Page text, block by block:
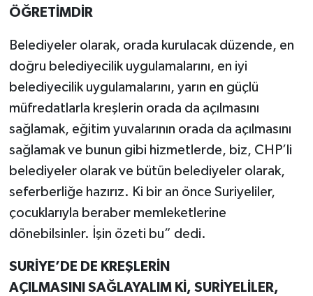
ÖĞRETİMDİR
Belediyeler olarak, orada kurulacak düzende, en
doğru belediyecilik uygulamalarını, en iyi
belediyecilik uygulamalarını, yarın en güçlü
müfredatlarla kreşlerin orada da açılmasını
sağlamak, eğitim yuvalarının orada da açılmasını
sağlamak ve bunun gibi hizmetlerde, biz, CHP’li
belediyeler olarak ve bütün belediyeler olarak,
seferberliğe hazırız. Ki bir an önce Suriyeliler,
çocuklarıyla beraber memleketlerine
dönebilsinler. İşin özeti bu” dedi.
SURİYE’DE DE KREŞLERİN
AÇILMASINI SAĞLAYALIM Kİ, SURİYELİLER,